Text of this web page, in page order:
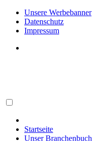
Unsere Werbebanner
Datenschutz
Impressum
Startseite
Unser Branchenbuch